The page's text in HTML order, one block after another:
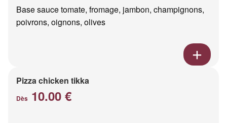
Base sauce tomate, fromage, jambon, champignons,
poivrons, oignons, olives
Pizza chicken tikka
Dès 10.00 €